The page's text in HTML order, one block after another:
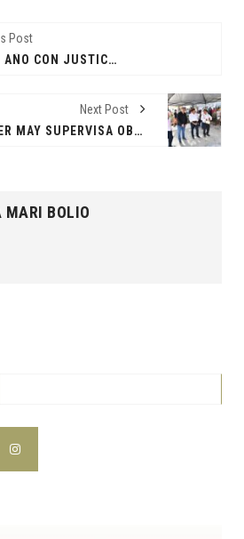
Post
INICIA EL AÑO CON JUSTICIA SOCIAL: FAMILIAS DEL MUNICIPIO DE CENTRO ASEGURAN SU PATRIMONIO
Next Post
JAVIER MAY SUPERVISA OBRAS QUE RESUELVEN 50 AÑOS DE REZAGO EN MACUSPANA
MARI BOLIO